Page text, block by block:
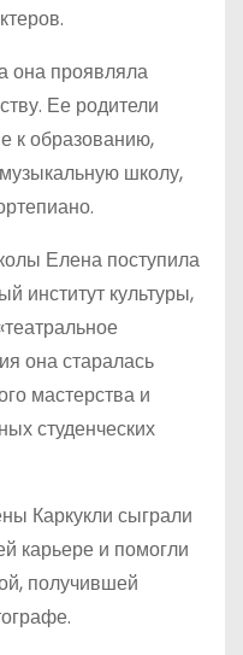
она проявляла
Ее родители
к образованию,
школу,
Елена поступила
институт культуры,
она старалась
мастерства и
студенческих
Каркукли сыграли
карьере и помогли
получившей